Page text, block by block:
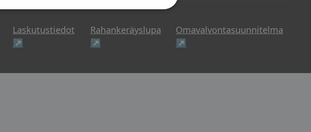
Laskutustiedot
↗
Avautuu uuteen ikkunaan
Rahankeräyslupa
↗
Avautuu uuteen ikkunaan
Omavalvontasuunnitelma
↗